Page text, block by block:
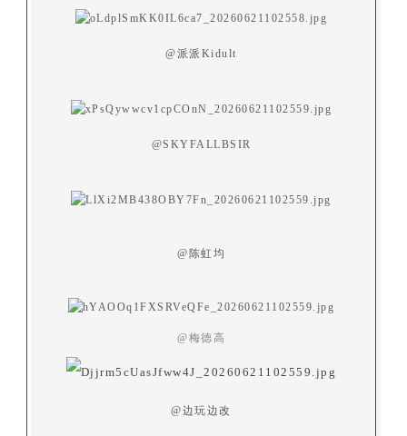
@派派Kidult
@SKYFALLBSIR
@陈虹均
@梅德高
@边玩边改